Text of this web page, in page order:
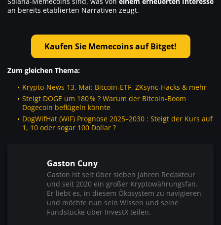
an bereits etablierten Narrativen zeugt.
Kaufen Sie Memecoins auf Bitget!
Zum gleichen Thema:
Krypto-News 13. Mai: Bitcoin-ETF, ZKsync-Hacks & mehr
Steigt DOGE um 180 % ? Warum der Bitcoin-Boom
Dogecoin beflügeln könnte
DogWifHat (WIF) Prognose 2025–2030 : Steigt der Kurs auf
1, 10 oder sogar 100 Dollar ?
Gaston Cuny
Gaston ist seit über sieben Jahren Redakteur
und seit 2020 ein großer Kryptowährungsfan.
Er liebt es, in diesem Ökosystem zu navigieren
und möchte nun sein Wissen und seine
Fundstücke über InvestX teilen.